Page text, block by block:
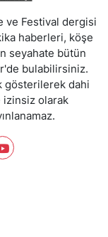
ve Festival dergisi
haberleri, köşe
seyahate bütün
bulabilirsiniz.
gösterilerek dahi
izinsiz olarak